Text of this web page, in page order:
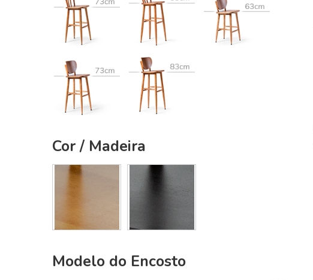
Cor / Madeira
Modelo do Encosto